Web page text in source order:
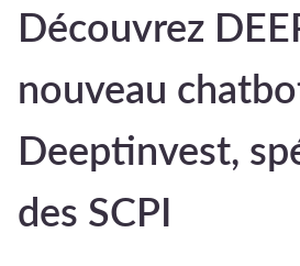
Découvrez
nouveau
Deeptinvest,
des SCPI